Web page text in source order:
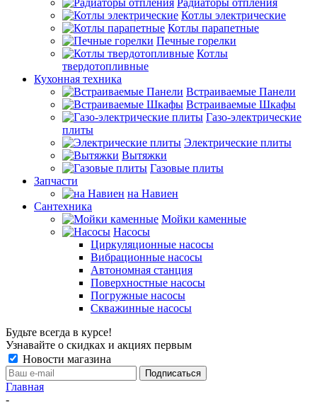
Радиаторы отпления
Котлы электрические
Котлы парапетные
Печные горелки
Котлы
твердотопливные
Кухонная техника
Встраиваемые Панели
Встраиваемые Шкафы
Газо-электрические
плиты
Электрические плиты
Вытяжки
Газовые плиты
Запчасти
на Навиен
Сантехника
Мойки каменные
Насосы
Циркуляционные насосы
Вибрационные насосы
Автономная станция
Поверхностные насосы
Погружные насосы
Скважинные насосы
Будьте всегда в курсе!
Узнавайте о скидках и акциях первым
Новости магазина
Главная
-